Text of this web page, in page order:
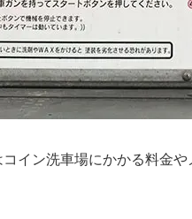
イン洗車場にかかる料金